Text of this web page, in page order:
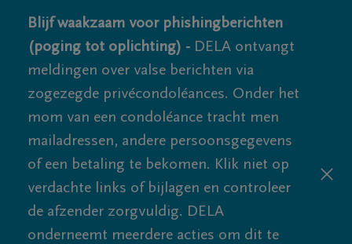
Blijf waakzaam voor phishingberichten
(poging tot oplichting) - DELA ontvangt
meldingen over valse berichten via
zogezegde privécondoléances. Onder het
mom van een condoléance tracht men
mailadressen, andere persoonsgegevens
of een betaling te bekomen. Klik niet op
verdachte links of bijlagen en controleer
de afzender zorgvuldig. DELA
onderneemt meerdere acties om dit te